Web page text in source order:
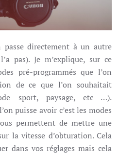
passe directement à un autre
pas). Je m’explique, sur ce
pré-programmés que l’on
de ce que l’on souhaitait
sport, paysage, etc …).
puisse avoir c’est les modes
permettent de mettre une
la vitesse d’obturation. Cela
dans vos réglages mais cela